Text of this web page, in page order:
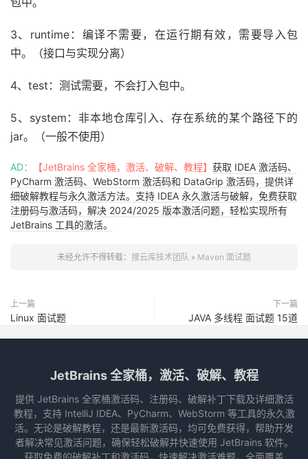
3、runtime：编译不需要，在运行期有效，需要导入包
中。（接口与实现分离）
4、test：测试需要，不会打入包中。
5、system：非本地仓库引入、存在系统的某个路径下的
jar。（一般不使用）
AD： 【JetBrains 全家桶，激活、破解、教程】 获取 IDEA 激活码、
PyCharm 激活码、WebStorm 激活码和 DataGrip 激活码，提供详
细破解教程与永久激活方法。支持 IDEA 永久激活与破解，免费获取
注册码与激活码，解决 2024/2025 版本激活问题，轻松实现所有
JetBrains 工具的激活。
未经允许不得转载： 搜云库技术团队 » Maven 面试题
上一篇
Linux 面试题
下一篇
JAVA 多线程 面试题 15道
JetBrains 全家桶，激活、破解、教程
提供 JetBrains 全家桶激活码、注册码、破解补丁下载及详细激活
教程，支持 IntelliJ IDEA、PyCharm、WebStorm 等工具的永久激
活。无论是破解教程，还是最新激活码，均可免费获得，帮助开发
者解决常见激活问题，确保轻松破解并快速使用 JetBrains 软件。
获取免费的破解补丁和激活码，快速解决激活难题，全面覆盖